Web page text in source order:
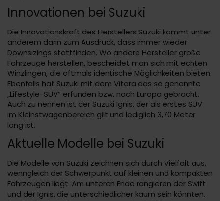
Innovationen bei Suzuki
Die Innovationskraft des Herstellers Suzuki kommt unter
anderem darin zum Ausdruck, dass immer wieder
Downsizings stattfinden. Wo andere Hersteller große
Fahrzeuge herstellen, bescheidet man sich mit echten
Winzlingen, die oftmals identische Möglichkeiten bieten.
Ebenfalls hat Suzuki mit dem Vitara das so genannte
„Lifestyle-SUV“ erfunden bzw. nach Europa gebracht.
Auch zu nennen ist der Suzuki Ignis, der als erstes SUV
im Kleinstwagenbereich gilt und lediglich 3,70 Meter
lang ist.
Aktuelle Modelle bei Suzuki
Die Modelle von Suzuki zeichnen sich durch Vielfalt aus,
wenngleich der Schwerpunkt auf kleinen und kompakten
Fahrzeugen liegt. Am unteren Ende rangieren der Swift
und der Ignis, die unterschiedlicher kaum sein könnten.